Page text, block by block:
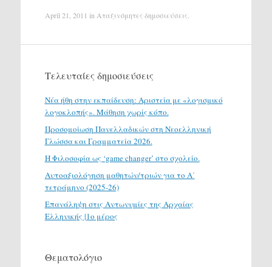
April 21, 2011 in Αταξινόμητες δημοσιεύσεις.
Τελευταίες δημοσιεύσεις
Νέα ήθη στην εκπαίδευση: Αριστεία με «λογισμικό
λογοκλοπής». Μάθηση χωρίς κόπο.
Προσομοίωση Πανελλαδικών στη Νεοελληνική
Γλώσσα και Γραμματεία 2026.
H Φιλοσοφία ως ‘game changer’ στο σχολείο.
Αυτοαξιολόγηση μαθητών/τριών για το Α΄
τετράμηνο (2025-26)
Επανάληψη στις Αντωνυμίες της Αρχαίας
Ελληνικής |1ο μέρος
Θεματολόγιο